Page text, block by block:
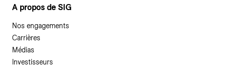
A propos de SIG
Nos engagements
Carrières
Médias
Investisseurs